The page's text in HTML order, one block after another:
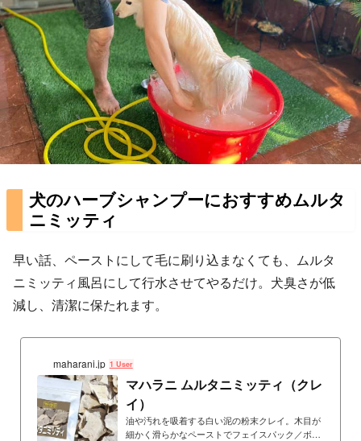
犬のハーブシャンプーにおすすめムルタ
ニミッティ
早い話、ペーストにして毛に刷り込まなくても、ムルタ
ニミッティ風呂にして行水させてやるだけ。犬臭さが低
減し、清潔に保たれます。
maharani.jp 1 User
マハラニ ムルタニミッティ（クレ
イ）
油や汚れを吸着する白い泥の粉末クレイ。木目が
細かく滑らかなペーストでフェイスパック／ボデ